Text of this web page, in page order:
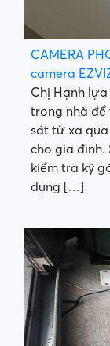
CAMERA
camera
Chị Hạnh
trong nhà để
sát từ xa
cho gia đình.
kiểm tra kỹ
dụng […]